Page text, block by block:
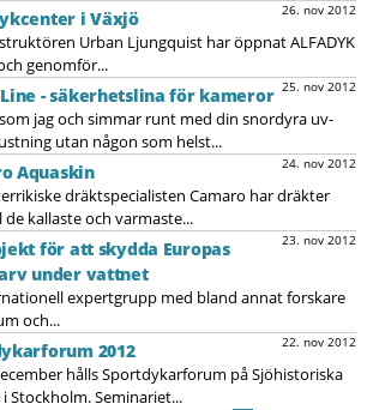
26. nov 2012
i Växjö
Urban Ljungquist har öppnat ALFADYK
genomför...
25. nov 2012
- säkerhetslina för kameror
jag och simmar runt med din snordyra uv-
utan någon som helst...
24. nov 2012
Aquaskin
dräktspecialisten Camaro har dräkter
de kallaste och varmaste...
23. nov 2012
för att skydda Europas
under vattnet
expertgrupp med bland annat forskare
och...
22. nov 2012
2012
hålls Sportdykarforum på Sjöhistoriska
Stockholm. Seminariet...